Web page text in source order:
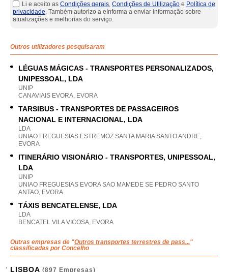
Li e aceito as Condições gerais, Condições de Utilização e Política de
privacidade. Também autorizo a eInforma a enviar informação sobre
atualizações e melhorias do serviço.
Outros utilizadores pesquisaram
LÉGUAS MÁGICAS - TRANSPORTES PERSONALIZADOS,
UNIPESSOAL, LDA
UNIP
CANAVIAIS EVORA, EVORA
TARSIBUS - TRANSPORTES DE PASSAGEIROS
NACIONAL E INTERNACIONAL, LDA
LDA
UNIAO FREGUESIAS ESTREMOZ SANTA MARIA SANTO ANDRE,
EVORA
ITINERÁRIO VISIONÁRIO - TRANSPORTES, UNIPESSOAL,
LDA
UNIP
UNIAO FREGUESIAS EVORA SAO MAMEDE SE PEDRO SANTO
ANTAO, EVORA
TÁXIS BENCATELENSE, LDA
LDA
BENCATEL VILA VICOSA, EVORA
Outras empresas de "Outros transportes terrestres de pass..."
classificadas por Concelho
LISBOA (897 Empresas)